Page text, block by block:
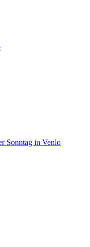
Sonntag in Venlo